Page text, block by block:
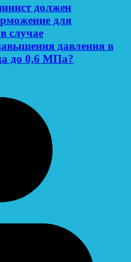
должен
для
случае
давления в
до 0,6 МПа?